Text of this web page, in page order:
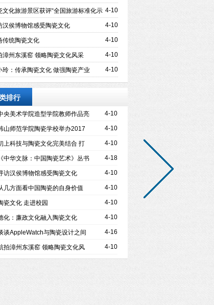
4-10
文化旅游景区获评“全国旅游标准化示
位” 4-10
汉侯博物馆感受陶瓷文化
4-10
传统陶瓷文化
4-10
漳州东溪窑 领略陶瓷文化风采
4-10
玲：传承陶瓷文化 做强陶瓷产业
排行
4-10
央美术学院造型学院教师作品亮
川美术馆 4-10
山师范学院陶瓷学校举办2017
作品展 4-10
上科技与陶瓷文化完美结合 打
通讯新生活 4-18
《中华文脉：中国陶瓷艺术》丛书
立陶瓷文化专著新标杆 4-10
访汉侯博物馆感受陶瓷文化
4-10
几方面看中国陶瓷的自身价值
4-10
瓷文化 走进校园
4-10
化：廉政文化融入陶瓷文化
4-16
谈AppleWatch与陶瓷设计之间
故事 4-10
拍漳州东溪窑 领略陶瓷文化风